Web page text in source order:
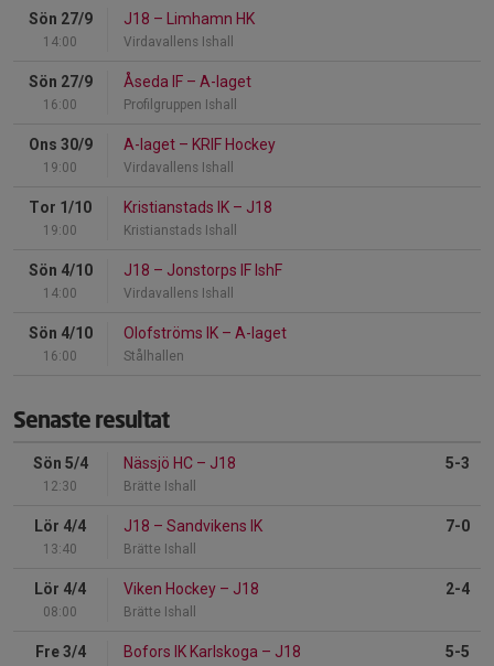
Sön 27/9
14:00
J18 – Limhamn HK
Virdavallens Ishall
Sön 27/9
16:00
Åseda IF – A-laget
Profilgruppen Ishall
Ons 30/9
19:00
A-laget – KRIF Hockey
Virdavallens Ishall
Tor 1/10
19:00
Kristianstads IK – J18
Kristianstads Ishall
Sön 4/10
14:00
J18 – Jonstorps IF IshF
Virdavallens Ishall
Sön 4/10
16:00
Olofströms IK – A-laget
Stålhallen
Senaste resultat
Sön 5/4
12:30
Nässjö HC – J18
Brätte Ishall
5-3
Lör 4/4
13:40
J18 – Sandvikens IK
Brätte Ishall
7-0
Lör 4/4
08:00
Viken Hockey – J18
Brätte Ishall
2-4
Fre 3/4 Bofors IK Karlskoga – J18 5-5